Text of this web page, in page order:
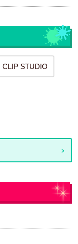
CLIP STUDIO